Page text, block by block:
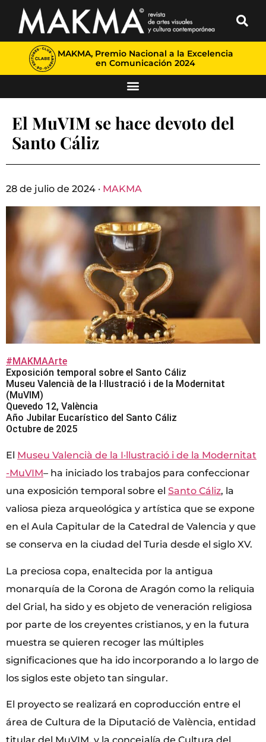
MAKMA, Premio Nacional a la Excelencia
en Comunicación 2024
El MuVIM se hace devoto del
Santo Cáliz
28 de julio de 2024 · MAKMA
#MAKMAArte
Exposición temporal sobre el Santo Cáliz
Museu Valencià de la I·llustració i de la Modernitat
(MuVIM)
Quevedo 12, València
Año Jubilar Eucarístico del Santo Cáliz
Octubre de 2025
El Museu Valencià de la I·llustració i de la Modernitat
-MuVIM– ha iniciado los trabajos para confeccionar
una exposición temporal sobre el Santo Cáliz, la
valiosa pieza arqueológica y artística que se expone
en el Aula Capitular de la Catedral de Valencia y que
se conserva en la ciudad del Turia desde el siglo XV.
La preciosa copa, enaltecida por la antigua
monarquía de la Corona de Aragón como la reliquia
del Grial, ha sido y es objeto de veneración religiosa
por parte de los creyentes cristianos, y en la futura
muestra se quieren recoger las múltiples
significaciones que ha ido incorporando a lo largo de
los siglos este objeto tan singular.
El proyecto se realizará en coproducción entre el
área de Cultura de la Diputació de València, entidad